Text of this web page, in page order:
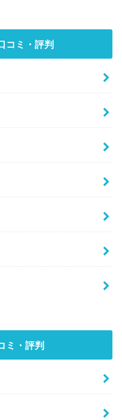
コミ・評判
ミ・評判